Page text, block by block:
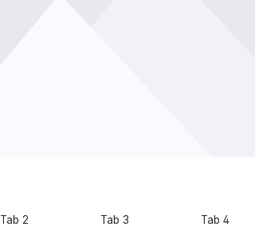
Tab 2 Tab 3 Tab 4